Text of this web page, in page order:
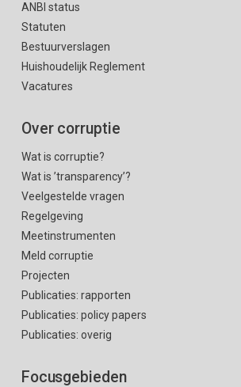
ANBI status
Statuten
Bestuurverslagen
Huishoudelijk Reglement
Vacatures
Over corruptie
Wat is corruptie?
Wat is ’transparency’?
Veelgestelde vragen
Regelgeving
Meetinstrumenten
Meld corruptie
Projecten
Publicaties: rapporten
Publicaties: policy papers
Publicaties: overig
Focusgebieden